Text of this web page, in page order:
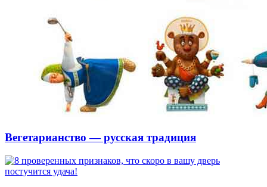
Вегетарианство — русская традиция